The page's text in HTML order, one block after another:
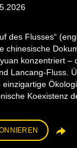
des Flusses“
chinesische
konzentriert –
Lancang‑Fluss.
Koexistenz